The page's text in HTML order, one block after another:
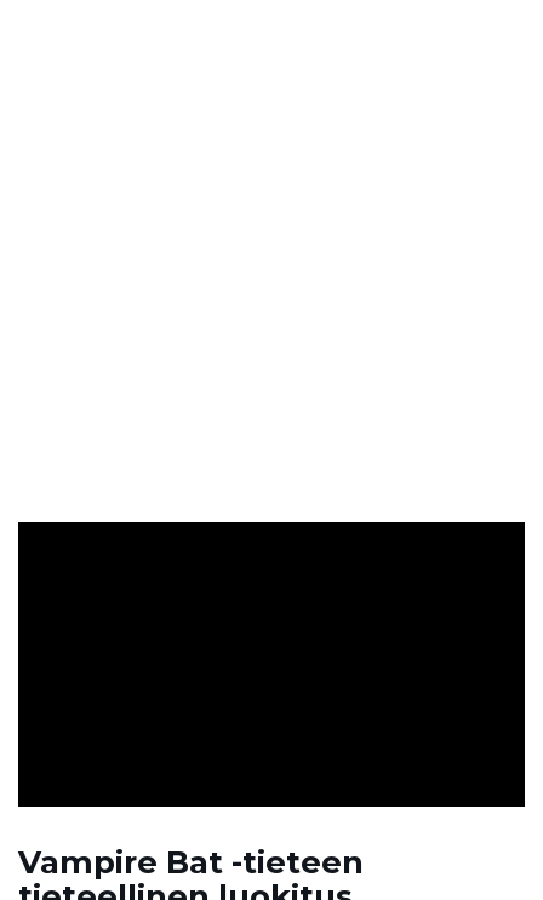
Vampire Bat -tieteen